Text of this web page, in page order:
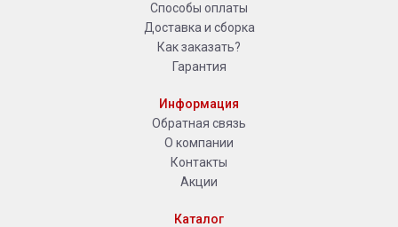
Способы оплаты
Доставка и сборка
Как заказать?
Гарантия
Информация
Обратная связь
О компании
Контакты
Акции
Каталог